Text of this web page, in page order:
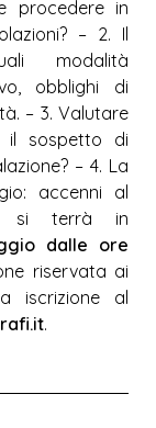
procedere in
– 2. Il
modalità
obblighi di
– 3. Valutare
il sospetto di
– 4. La
accenni al
si terrà in
dalle ore
riservata ai
iscrizione al
.